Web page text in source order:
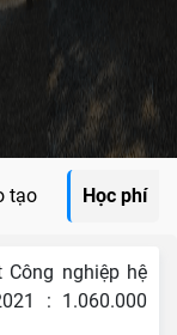
tạo Học phí
nghiệp hệ
: 1.060.000